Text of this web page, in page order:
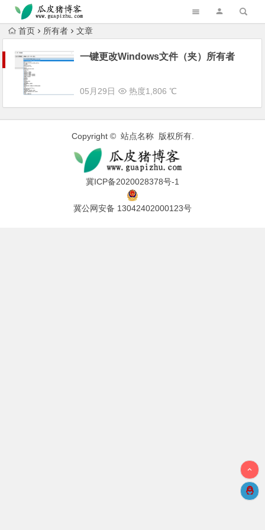
跳转到主内容
首页 所有者 文章
一键更改Windows文件（夹）所有者
05月29日 热度1,806 ℃
Copyright © 站点名称 版权所有.
冀ICP备2020028378号-1
冀公网安备 13042402000123号